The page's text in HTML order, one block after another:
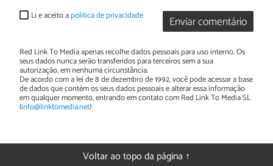
Enviar comentário
Li e aceito apolítica de privacidade
Red Link To Media apenas recolhe dados pessoais para uso interno. Os
seus dados nunca serão transferidos para terceiros sem a sua
autorização, em nenhuma circunstância.
De acordo com a lei de 8 de dezembro de 1992, você pode acessar a base
de dados que contém os seus dados pessoais e alterar essa informação
em qualquer momento, entrando em contato com Red Link To Media SL
(info@linktomedia.net)
Voltar ao topo da página ↑